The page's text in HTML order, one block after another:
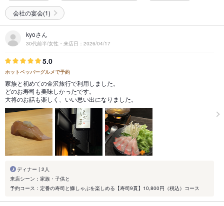
会社の宴会(1)
kyoさん
30代前半/女性・来店日：2026/04/17
5.0
ホットペッパーグルメで予約
家族と初めての金沢旅行で利用しました。
どのお寿司も美味しかったです。
大将のお話も楽しく、いい思い出になりました。
ディナー | 2人
来店シーン：家族・子供と
予約コース：定番の寿司と鰤しゃぶを楽しめる【寿司9貫】10,800円（税込）コース